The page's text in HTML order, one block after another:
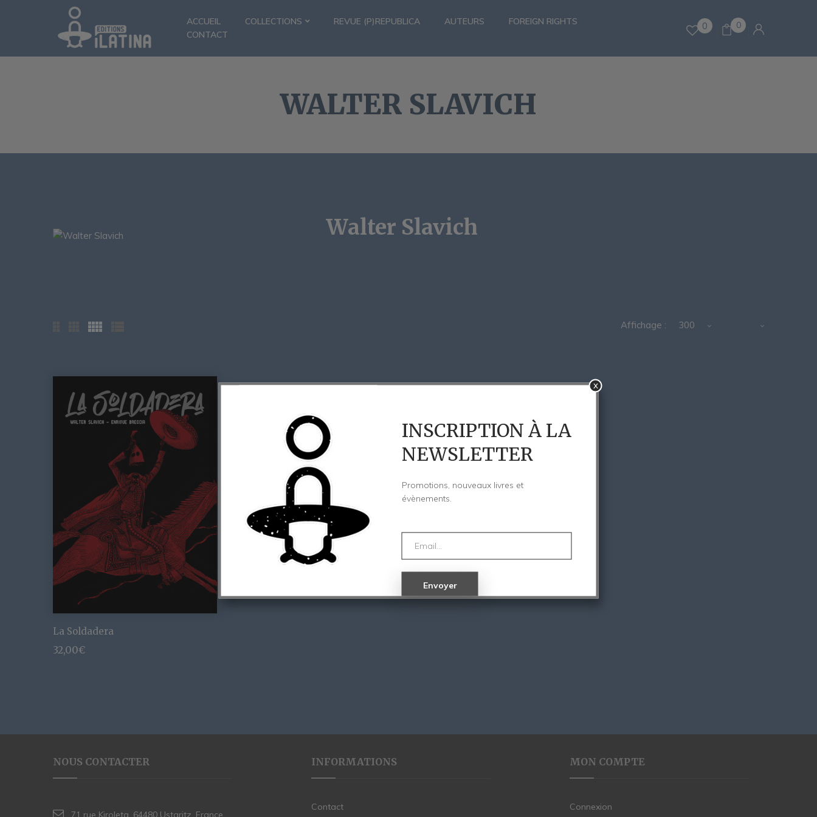
ACCUEIL COLLECTIONS REVUE (P)REPUBLICA AUTEURS
FOREIGN RIGHTS
CONTACT
0 0
WALTER SLAVICH
Walter Slavich
Affichage : 300
La Soldadera
32,00€
NOUS CONTACTER
71 rue Kiroleta, 64480 Ustaritz, France
INFORMATIONS
Contact
MON COMPTE
Connexion
x
INSCRIPTION À LA
NEWSLETTER
Promotions, nouveaux livres et
évènements.